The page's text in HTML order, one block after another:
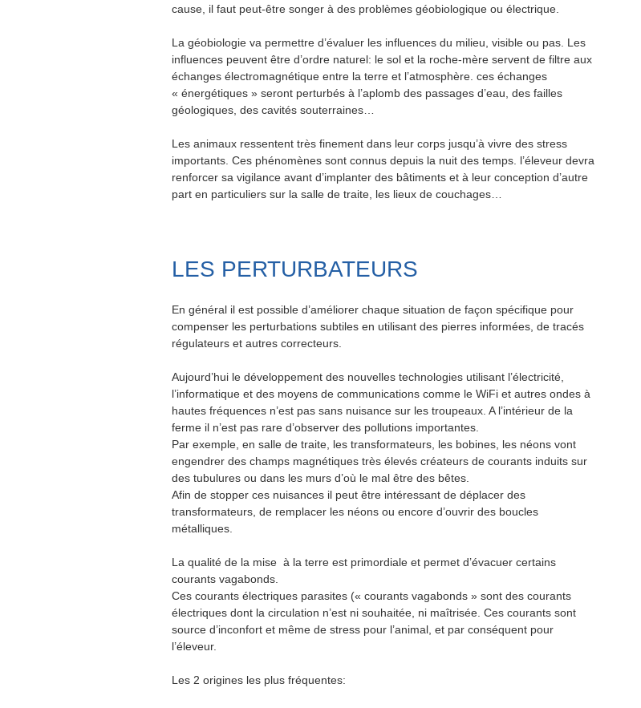
cause, il faut peut-être songer à des problèmes géobiologique ou électrique.
La géobiologie va permettre d’évaluer les influences du milieu, visible ou pas. Les
influences peuvent être d’ordre naturel: le sol et la roche-mère servent de filtre aux
échanges électromagnétique entre la terre et l’atmosphère. ces échanges
« énergétiques » seront perturbés à l’aplomb des passages d’eau, des failles
géologiques, des cavités souterraines…
Les animaux ressentent très finement dans leur corps jusqu’à vivre des stress
importants. Ces phénomènes sont connus depuis la nuit des temps. l’éleveur devra
renforcer sa vigilance avant d’implanter des bâtiments et à leur conception d’autre
part en particuliers sur la salle de traite, les lieux de couchages…
LES PERTURBATEURS
En général il est possible d’améliorer chaque situation de façon spécifique pour
compenser les perturbations subtiles en utilisant des pierres informées, de tracés
régulateurs et autres correcteurs.
Aujourd’hui le développement des nouvelles technologies utilisant l’électricité,
l’informatique et des moyens de communications comme le WiFi et autres ondes à
hautes fréquences n’est pas sans nuisance sur les troupeaux. A l’intérieur de la
ferme il n’est pas rare d’observer des pollutions importantes.
Par exemple, en salle de traite, les transformateurs, les bobines, les néons vont
engendrer des champs magnétiques très élevés créateurs de courants induits sur
des tubulures ou dans les murs d’où le mal être des bêtes.
Afin de stopper ces nuisances il peut être intéressant de déplacer des
transformateurs, de remplacer les néons ou encore d’ouvrir des boucles
métalliques.
La qualité de la mise à la terre est primordiale et permet d’évacuer certains
courants vagabonds.
Ces courants électriques parasites (« courants vagabonds » sont des courants
électriques dont la circulation n’est ni souhaitée, ni maîtrisée. Ces courants sont
source d’inconfort et même de stress pour l’animal, et par conséquent pour
l’éleveur.
Les 2 origines les plus fréquentes: